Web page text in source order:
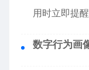
用时立即提醒
数字行为画